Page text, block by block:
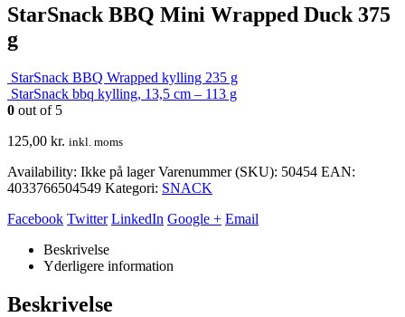
StarSnack BBQ Mini Wrapped Duck 375
g
StarSnack BBQ Wrapped kylling 235 g
StarSnack bbq kylling, 13,5 cm – 113 g
0 out of 5
125,00 kr. inkl. moms
Availability: Ikke på lager Varenummer (SKU): 50454 EAN:
4033766504549 Kategori: SNACK
Facebook Twitter LinkedIn Google + Email
Beskrivelse
Yderligere information
Beskrivelse